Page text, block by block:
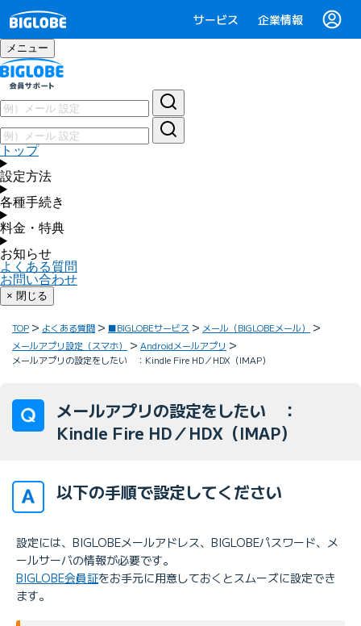
サービス 企業情報
メニュー
トップ
設定方法
各種手続き
料金・特典
お知らせ
よくある質問
お問い合わせ
× 閉じる
TOP よくある質問 ■BIGLOBEサービス
メール（BIGLOBEメール）
メールアプリ設定（スマホ）
Androidメールアプリ
メールアプリの設定をしたい ：Kindle Fire HD／HDX（IMAP）
メールアプリの設定をしたい ：
Kindle Fire HD／HDX（IMAP）
以下の手順で設定してください
設定には、BIGLOBEメールアドレス、BIGLOBEパスワード、メ
ールサーバの情報が必要です。
BIGLOBE会員証をお手元に用意しておくとスムーズに設定でき
ます。